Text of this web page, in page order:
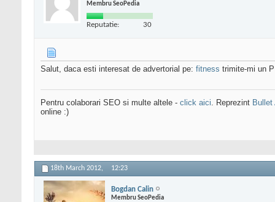
Membru SeoPedia
Reputatie: 30
Salut, daca esti interesat de advertorial pe: fitness trimite-mi un
Pentru colaborari SEO si multe altele - click aici. Reprezint Bullet
online :)
18th March 2012, 12:23
Bogdan Calin
Membru SeoPedia